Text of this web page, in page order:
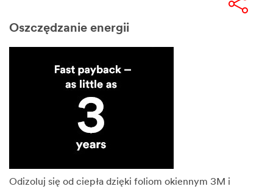
Oszczędzanie energii
Odizoluj się od ciepła dzięki foliom okiennym 3M i